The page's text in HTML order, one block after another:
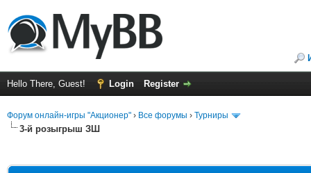
Hello There, Guest! Login Register
Форум онлайн-игры "Акционер" › Все форумы › Турниры
3-й розыгрыш ЗШ